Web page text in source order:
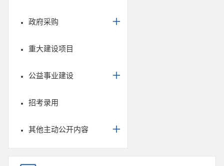
政府采购
重大建设项目
公益事业建设
招考录用
其他主动公开内容